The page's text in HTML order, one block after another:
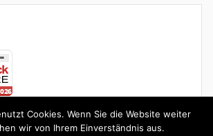
Cookies. Wenn Sie die Website weiter
wir von Ihrem Einverständnis aus.